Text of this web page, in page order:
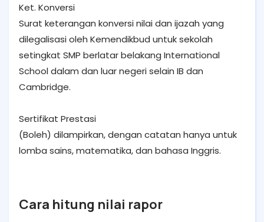
Ket. Konversi
Surat keterangan konversi nilai dan ijazah yang
dilegalisasi oleh Kemendikbud untuk sekolah
setingkat SMP berlatar belakang International
School dalam dan luar negeri selain IB dan
Cambridge.
Sertifikat Prestasi
(Boleh) dilampirkan, dengan catatan hanya untuk
lomba sains, matematika, dan bahasa Inggris.
Cara hitung nilai rapor